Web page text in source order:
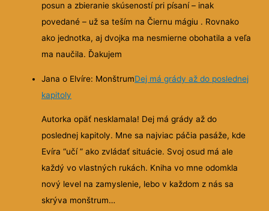
posun a zbieranie skúseností pri písaní – inak
povedané – už sa teším na Čiernu mágiu . Rovnako
ako jednotka, aj dvojka ma nesmierne obohatila a veľa
ma naučila. Ďakujem
Jana o Elvíre: MonštrumDej má grády až do poslednej
kapitoly
Autorka opäť nesklamala! Dej má grády až do
poslednej kapitoly. Mne sa najviac páčia pasáže, kde
Evíra “učí ” ako zvládať situácie. Svoj osud má ale
každý vo vlastných rukách. Kniha vo mne odomkla
nový level na zamyslenie, lebo v každom z nás sa
skrýva monštrum…